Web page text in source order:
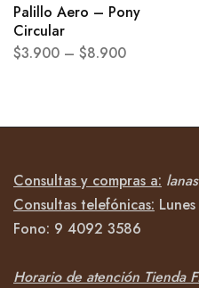
Palillo Aero – Pony
Circular
$3.900 – $8.900
Consultas y compras a:
Consultas telefónicas:
Fono: 9 4092 3586
Horario de atención Tienda